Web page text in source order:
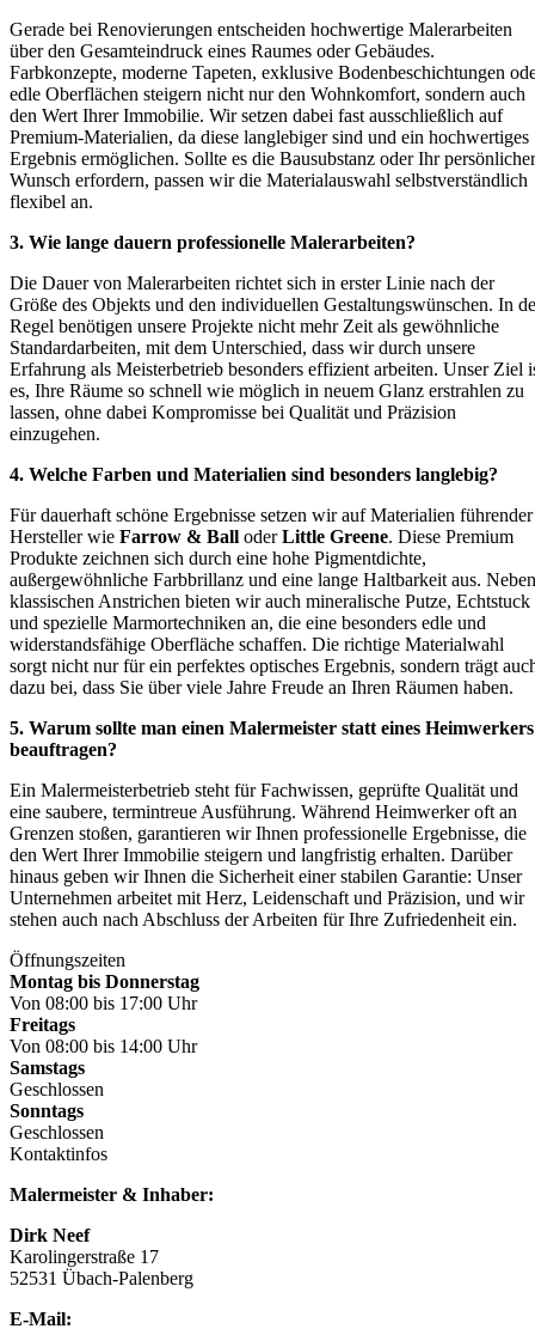
Gerade bei Renovierungen entscheiden hochwertige Malerarbeiten
über den Gesamteindruck eines Raumes oder Gebäudes.
Farbkonzepte, moderne Tapeten, exklusive Bodenbeschichtungen
edle Oberflächen steigern nicht nur den Wohnkomfort, sondern auch
den Wert Ihrer Immobilie. Wir setzen dabei fast ausschließlich auf
Premium-Materialien, da diese langlebiger sind und ein hochwertiges
Ergebnis ermöglichen. Sollte es die Bausubstanz oder Ihr persönlicher
Wunsch erfordern, passen wir die Materialauswahl selbstverständlich
flexibel an.
3. Wie lange dauern professionelle Malerarbeiten?
Die Dauer von Malerarbeiten richtet sich in erster Linie nach der
Größe des Objekts und den individuellen Gestaltungswünschen. In
Regel benötigen unsere Projekte nicht mehr Zeit als gewöhnliche
Standardarbeiten, mit dem Unterschied, dass wir durch unsere
Erfahrung als Meisterbetrieb besonders effizient arbeiten. Unser Ziel
es, Ihre Räume so schnell wie möglich in neuem Glanz erstrahlen zu
lassen, ohne dabei Kompromisse bei Qualität und Präzision
einzugehen.
4. Welche Farben und Materialien sind besonders langlebig?
Für dauerhaft schöne Ergebnisse setzen wir auf Materialien führender
Hersteller wie Farrow & Ball oderLittle Greene. Diese Premium
Produkte zeichnen sich durch eine hohe Pigmentdichte,
außergewöhnliche Farbbrillanz und eine lange Haltbarkeit aus. Neben
klassischen Anstrichen bieten wir auch mineralische Putze, Echtstuck
und spezielle Marmortechniken an, die eine besonders edle und
widerstandsfähige Oberfläche schaffen. Die richtige Materialwahl
sorgt nicht nur für ein perfektes optisches Ergebnis, sondern trägt
dazu bei, dass Sie über viele Jahre Freude an Ihren Räumen haben.
5. Warum sollte man einen Malermeister statt eines Heimwerkers
beauftragen?
Ein Malermeisterbetrieb steht für Fachwissen, geprüfte Qualität und
eine saubere, termintreue Ausführung. Während Heimwerker oft an
Grenzen stoßen, garantieren wir Ihnen professionelle Ergebnisse, die
den Wert Ihrer Immobilie steigern und langfristig erhalten. Darüber
hinaus geben wir Ihnen die Sicherheit einer stabilen Garantie: Unser
Unternehmen arbeitet mit Herz, Leidenschaft und Präzision, und wir
stehen auch nach Abschluss der Arbeiten für Ihre Zufriedenheit ein.
Öffnungszeiten
Montag bis Donnerstag
Von 08:00 bis 17:00 Uhr
Freitags
Von 08:00 bis 14:00 Uhr
Samstags
Geschlossen
Sonntags
Geschlossen
Kontaktinfos
Malermeister & Inhaber:
Dirk Neef
Karolingerstraße 17
52531 Übach-Palenberg
E-Mail: